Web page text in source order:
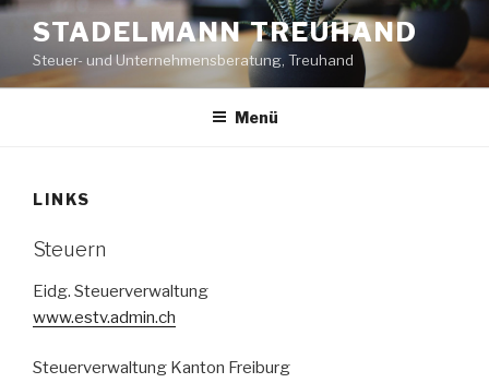
Zum
Inhalt
springen
STADELMANN TREUHAND
Steuer- und Unternehmensberatung, Treuhand
Menü
LINKS
Steuern
Eidg. Steuerverwaltung
www.estv.admin.ch
Steuerverwaltung Kanton Freiburg